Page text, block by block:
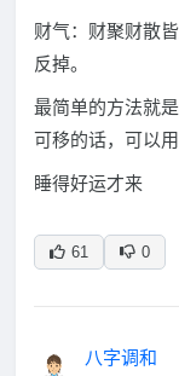
财气：财聚财散
反掉。
最简单的方法就
可移的话，可以
睡得好运才来
61 0
八字调和